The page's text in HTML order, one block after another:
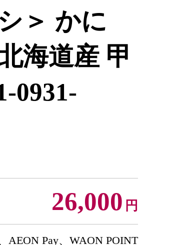
＞ かに
海道産 甲
0931-
26,000 円
AEON Pay、WAON POINT